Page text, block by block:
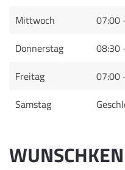
Mittwoch
07:00
Donnerstag
08:30
Freitag
07:00
Samstag